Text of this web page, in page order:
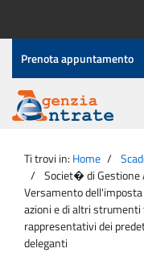
contenuto
Menu
di
servizio
Prenota appuntamento
Agenzia
Entrate
principale
Ti trovi in: Home
Societ� di Gestione
Versamento
azioni e di altri
rappresentativi dei
deleganti